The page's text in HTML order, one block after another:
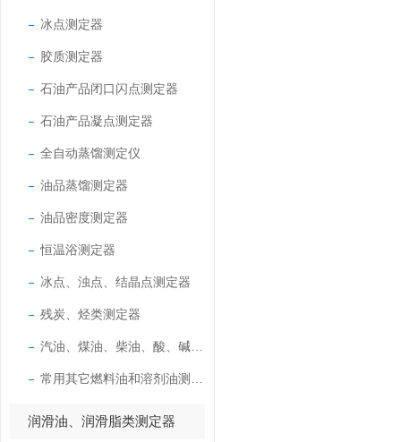
冰点测定器
胶质测定器
石油产品闭口闪点测定器
石油产品凝点测定器
全自动蒸馏测定仪
油品蒸馏测定器
油品密度测定器
恒温浴测定器
冰点、浊点、结晶点测定器
残炭、烃类测定器
润滑油、润滑脂类测定器